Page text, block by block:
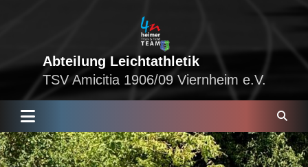
Abteilung Leichtathletik
TSV Amicitia 1906/09 Viernheim e.V.
S